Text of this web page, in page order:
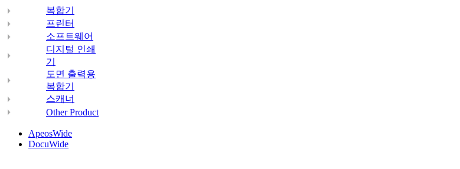
복합기
프린터
소프트웨어
디지털 인쇄
기
도면 출력용
복합기
스캐너
Other Product
ApeosWide
DocuWide